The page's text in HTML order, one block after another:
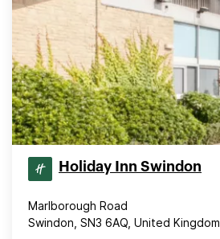
Holiday Inn Swindon
Marlborough Road
Swindon, SN3 6AQ, United Kingdom